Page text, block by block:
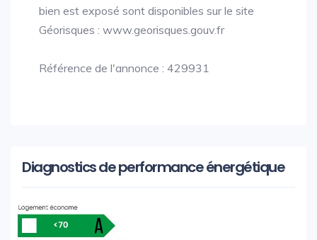
bien est exposé sont disponibles sur le site
Géorisques : www.georisques.gouv.fr
Référence de l'annonce : 429931
Diagnostics de performance énergétique